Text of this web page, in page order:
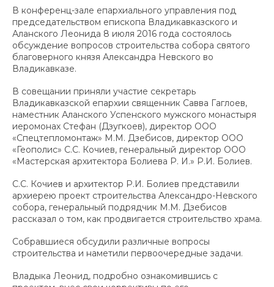
В конференц-зале епархиального управления под
председательством епископа Владикавказского и
Аланского Леонида 8 июля 2016 года состоялось
обсуждение вопросов строительства собора святого
благоверного князя Александра Невского во
Владикавказе.
В совещании приняли участие секретарь
Владикавказской епархии священник Савва Гаглоев,
наместник Аланского Успенского мужского монастыря
иеромонах Стефан (Дзугкоев), директор ООО
«Спецтепломонтаж» М.М. Дзебисов, директор ООО
«Геополис» С.С. Кочиев, генеральный директор ООО
«Мастерская архитектора Болиева Р. И.» Р.И. Болиев.
С.С. Кочиев и архитектор Р.И. Болиев представили
архиерею проект строительства Александро-Невского
собора, генеральный подрядчик М.М. Дзебисов
рассказал о том, как продвигается строительство храма.
Собравшиеся обсудили различные вопросы
строительства и наметили первоочередные задачи.
Владыка Леонид, подробно ознакомившись с